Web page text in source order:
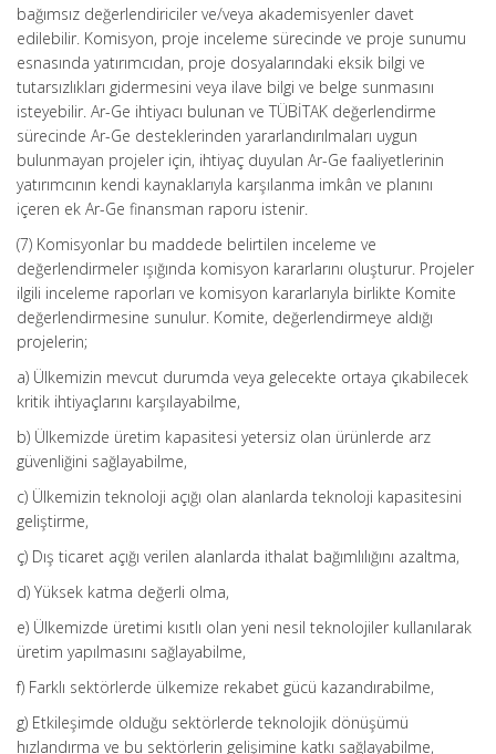
bağımsız değerlendiriciler ve/veya akademisyenler davet
edilebilir. Komisyon, proje inceleme sürecinde ve proje sunumu
esnasında yatırımcıdan, proje dosyalarındaki eksik bilgi ve
tutarsızlıkları gidermesini veya ilave bilgi ve belge sunmasını
isteyebilir. Ar-Ge ihtiyacı bulunan ve TÜBİTAK değerlendirme
sürecinde Ar-Ge desteklerinden yararlandırılmaları uygun
bulunmayan projeler için, ihtiyaç duyulan Ar-Ge faaliyetlerinin
yatırımcının kendi kaynaklarıyla karşılanma imkân ve planını
içeren ek Ar-Ge finansman raporu istenir.
(7) Komisyonlar bu maddede belirtilen inceleme ve
değerlendirmeler ışığında komisyon kararlarını oluşturur. Projeler
ilgili inceleme raporları ve komisyon kararlarıyla birlikte Komite
değerlendirmesine sunulur. Komite, değerlendirmeye aldığı
projelerin;
a) Ülkemizin mevcut durumda veya gelecekte ortaya çıkabilecek
kritik ihtiyaçlarını karşılayabilme,
b) Ülkemizde üretim kapasitesi yetersiz olan ürünlerde arz
güvenliğini sağlayabilme,
c) Ülkemizin teknoloji açığı olan alanlarda teknoloji kapasitesini
geliştirme,
ç) Dış ticaret açığı verilen alanlarda ithalat bağımlılığını azaltma,
d) Yüksek katma değerli olma,
e) Ülkemizde üretimi kısıtlı olan yeni nesil teknolojiler kullanılarak
üretim yapılmasını sağlayabilme,
f) Farklı sektörlerde ülkemize rekabet gücü kazandırabilme,
g) Etkileşimde olduğu sektörlerde teknolojik dönüşümü
hızlandırma ve bu sektörlerin gelişimine katkı sağlayabilme,